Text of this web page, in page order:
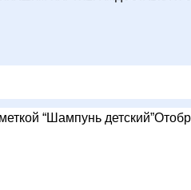
“Шампунь детский”